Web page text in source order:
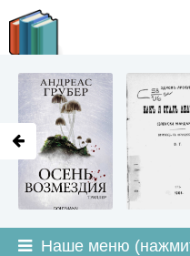
Наше меню
LITMIR.ORG